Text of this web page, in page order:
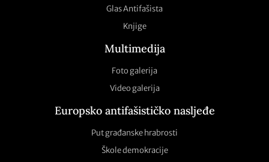
Glas Antifašista
Knjige
Multimedija
Foto galerija
Video galerija
Europsko antifašističko nasljeđe
Put građanske hrabrosti
Škole demokracije